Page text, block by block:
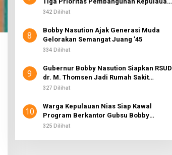
Nias
342 Dilihat
8
Bobby Nasution Ajak Generasi Muda
Gelorakan Semangat Juang ’45
334 Dilihat
9
Gubernur Bobby Nasution Siapkan RSUD
dr. M. Thomsen Jadi Rumah Sakit
Regional Kepulauan Nias
327 Dilihat
10
Warga Kepulauan Nias Siap Kawal
Program Berkantor Gubsu Bobby
Nasution
325 Dilihat